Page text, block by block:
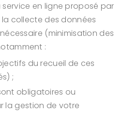
en ligne proposé par
collecte des données
(minimisation des
:
du recueil de ces
;
obligatoires ou
la gestion de votre